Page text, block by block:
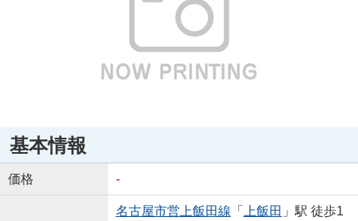
基本情報
価格 -
名古屋市営上飯田線 「 上飯田 」駅 徒歩1